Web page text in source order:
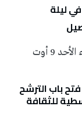
ليلة
عاش جمهور المسرح الروماني بالحمامات مساء الأحد 9 أوت
فتح باب الترشح
للثقافة